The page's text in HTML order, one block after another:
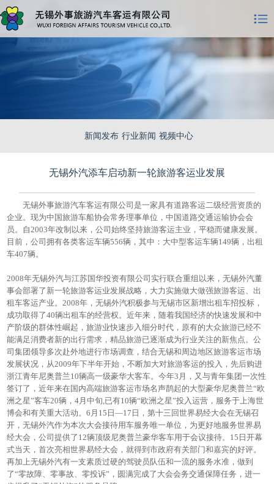
新闻发布 行业新闻 视频中心
无锡外汽添车启动新一轮旅游客运业发展
无锡外事旅游汽车客运有限公司是一家具有道路客运二级经营资质的
企业。现为中国旅游车船协会常务理事单位，中国道路交通运输协会会
员。自2003年改制以来，公司始终坚持旅游客运主业，平稳而健康发展。
目前，公司拥有各类客运车辆556辆，其中：大中型客运车辆149辆，出租
车407辆。
2008年无锡外汽与江苏国华投资有限公司实行联合重组以来，无锡外汽董
事会部署了新一轮旅游客运业发展战略，大力实施做大做强旅游客运、出
租车客运产业。2008年，无锡外汽积极参与无锡市区新增出租车招投标，
成功取得了40辆出租车的经营权。近年来，随着我国经济的快速发展和中
产阶级的群体性崛起，旅游业快速步入细分时代，原有的大众旅游已经不
能满足消费者新的出行需求，精品旅游已逐渐成为行业关注的新焦点。公
司集团领导多次赴外地进行市场调查，结合无锡和周边地区旅游客运市场
发展状况，从2009年下半年开始，不断加大对旅游客运的投入，先后购进
浙江青年尼奥普兰10辆高一级豪华大客车。今年3月，又与青年集团一次性
签订了，近年来在国内高端旅游客运市场名声鹊起的大型豪华尼奥普兰“欧
洲之星”客车20辆，4月中旬,已有10辆“欧洲之星”投入运营，服务于上海世
博会和有关重大活动。6月15日—17日，第十三回世界易经大会在无锡召
开，无锡外汽作为本次大会接待用车服务唯一单位，为更好地服务世界易
经大会，公司提供了12辆顶级尼奥普兰豪华客车用于会议接待。15日开幕
式当天，首次亮相世界易经大会，就得到市政府有关部门和嘉宾的好评。
再加上无锡外汽有一支素质过硬的驾驶员队伍和一流的服务水准，做到
了“零故障、零事故、零投诉”，圆满完成了大会会务交通保障任务，进一